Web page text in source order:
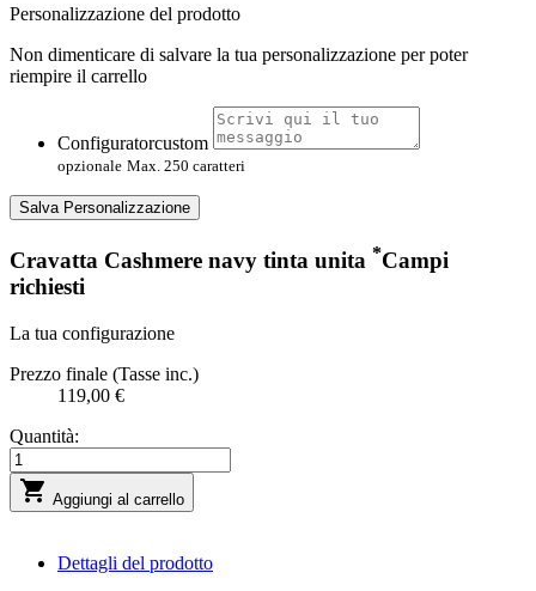
Personalizzazione del prodotto
Non dimenticare di salvare la tua personalizzazione per poter
riempire il carrello
Configuratorcustom
opzionale Max. 250 caratteri
Salva Personalizzazione
Cravatta Cashmere navy tinta unita *Campi
richiesti
La tua configurazione
Prezzo finale (Tasse inc.)
119,00 €
Quantità:
 Aggiungi al carrello
Dettagli del prodotto